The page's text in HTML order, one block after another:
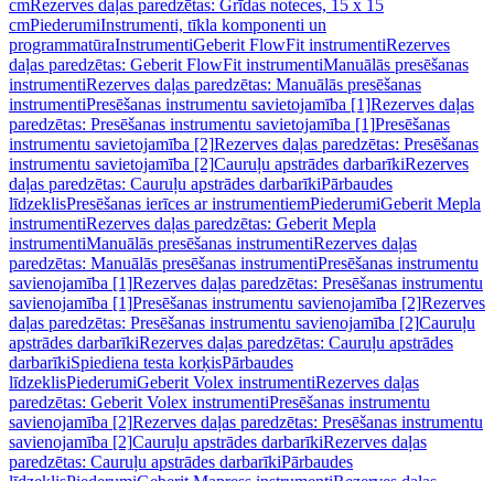
cmRezerves daļas paredzētas: Grīdas noteces, 15 x 15
cmPiederumiInstrumenti, tīkla komponenti un
programmatūraInstrumentiGeberit FlowFit instrumentiRezerves
daļas paredzētas: Geberit FlowFit instrumentiManuālās presēšanas
instrumentiRezerves daļas paredzētas: Manuālās presēšanas
instrumentiPresēšanas instrumentu savietojamība [1]Rezerves daļas
paredzētas: Presēšanas instrumentu savietojamība [1]Presēšanas
instrumentu savietojamība [2]Rezerves daļas paredzētas: Presēšanas
instrumentu savietojamība [2]Cauruļu apstrādes darbarīkiRezerves
daļas paredzētas: Cauruļu apstrādes darbarīkiPārbaudes
līdzeklisPresēšanas ierīces ar instrumentiemPiederumiGeberit Mepla
instrumentiRezerves daļas paredzētas: Geberit Mepla
instrumentiManuālās presēšanas instrumentiRezerves daļas
paredzētas: Manuālās presēšanas instrumentiPresēšanas instrumentu
savienojamība [1]Rezerves daļas paredzētas: Presēšanas instrumentu
savienojamība [1]Presēšanas instrumentu savienojamība [2]Rezerves
daļas paredzētas: Presēšanas instrumentu savienojamība [2]Cauruļu
apstrādes darbarīkiRezerves daļas paredzētas: Cauruļu apstrādes
darbarīkiSpiediena testa korķisPārbaudes
līdzeklisPiederumiGeberit Volex instrumentiRezerves daļas
paredzētas: Geberit Volex instrumentiPresēšanas instrumentu
savienojamība [2]Rezerves daļas paredzētas: Presēšanas instrumentu
savienojamība [2]Cauruļu apstrādes darbarīkiRezerves daļas
paredzētas: Cauruļu apstrādes darbarīkiPārbaudes